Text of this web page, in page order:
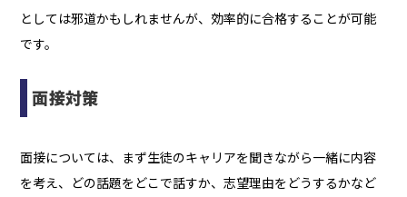
としては邪道かもしれませんが、効率的に合格することが可能
です。
面接対策
面接については、まず生徒のキャリアを聞きながら一緒に内容
を考え、どの話題をどこで話すか、志望理由をどうするかなど